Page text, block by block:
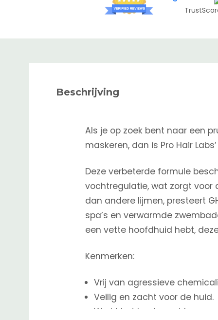
Beschrijving
Als je op zoek bent naar een
maskeren, dan is Pro Hair
Deze verbeterde formule
vochtregulatie, wat zorgt voor
dan andere lijmen, presteert
spa’s en verwarmde
een vette hoofdhuid hebt,
Kenmerken:
Vrij van agressieve
Veilig en zacht voor de huid.
Werkt het beste met lace-